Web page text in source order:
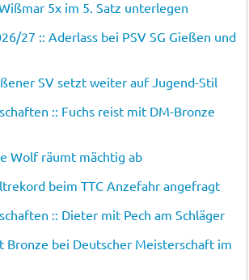
5x im 5. Satz unterlegen
27 :: Aderlass bei PSV SG Gießen und
SV setzt weiter auf Jugend-Stil
:: Fuchs reist mit DM-Bronze
Wolf räumt mächtig ab
beim TTC Anzefahr angefragt
:: Dieter mit Pech am Schläger
Bronze bei Deutscher Meisterschaft im